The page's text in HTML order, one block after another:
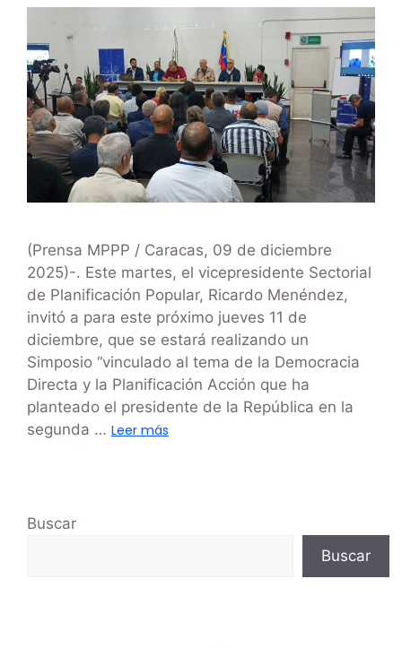
(Prensa MPPP / Caracas, 09 de diciembre
2025)-. Este martes, el vicepresidente Sectorial
de Planificación Popular, Ricardo Menéndez,
invitó a para este próximo jueves 11 de
diciembre, que se estará realizando un
Simposio “vinculado al tema de la Democracia
Directa y la Planificación Acción que ha
planteado el presidente de la República en la
segunda … Leer más
Buscar
Buscar